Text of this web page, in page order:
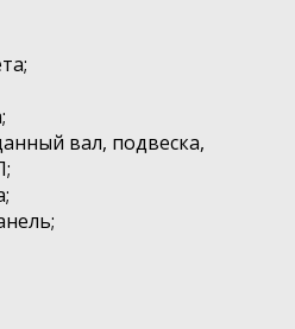
вал, подвеска,